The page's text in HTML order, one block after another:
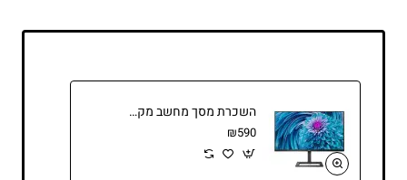
השכרת מסך מחשב מקצועי 28 אינץ' 4K (Philips) לעסקים והפקות
₪590